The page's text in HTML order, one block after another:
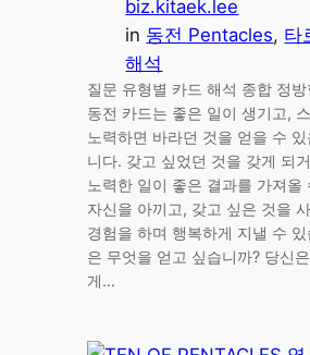
biz.kitaek.lee
in 동전 Pentacles, 타
해석
질문 유형별 카드 해석 종합 정
동전 카드는 좋은 일이 생기고,
노력하면 바라던 것을 얻을 수
니다. 갖고 싶었던 것을 갖게 되
노력한 일이 좋은 결과를 가져올
자신을 아끼고, 갖고 싶은 것을
경험을 하며 행복하게 지낼 수
은 무엇을 얻고 싶습니까? 당신
게…